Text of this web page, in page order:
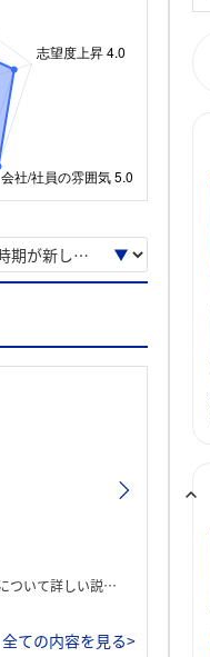
設案内があった。
全ての内容を見る>